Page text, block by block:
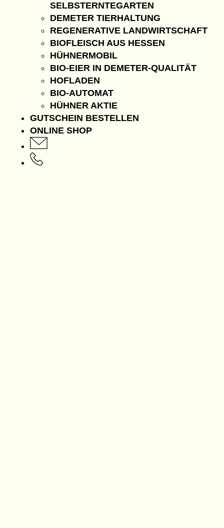
SELBSTERNTEGARTEN
DEMETER TIERHALTUNG
REGENERATIVE LANDWIRTSCHAFT
BIOFLEISCH AUS HESSEN
HÜHNERMOBIL
BIO-EIER IN DEMETER-QUALITÄT
HOFLADEN
BIO-AUTOMAT
HÜHNER AKTIE
GUTSCHEIN BESTELLEN
ONLINE SHOP